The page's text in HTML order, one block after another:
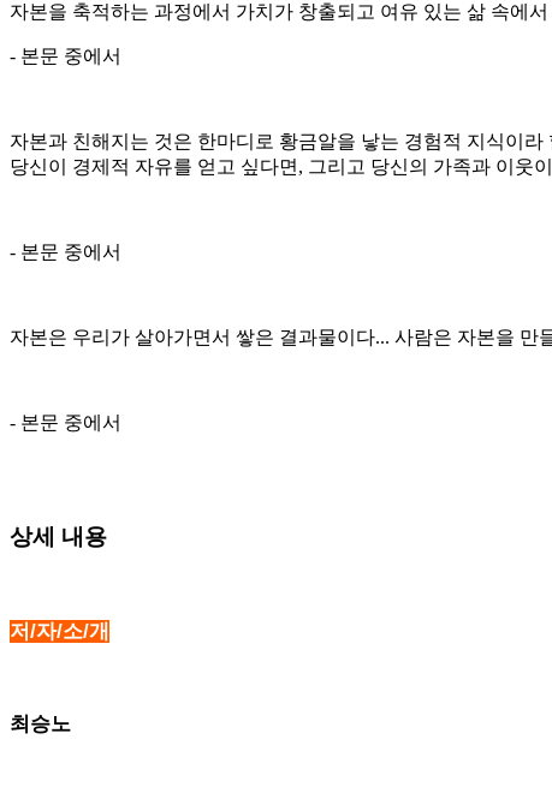
자본을 축적하는 과정에서 가치가 창출되고 여유 있는 삶 속에
- 본문 중에서
자본과 친해지는 것은 한마디로 황금알을 낳는 경험적 지식이
당신이 경제적 자유를 얻고 싶다면, 그리고 당신의 가족과 이웃
- 본문 중에서
자본은 우리가 살아가면서 쌓은 결과물이다... 사람은 자본을
- 본문 중에서
상세 내용
저/자/소/개
최승노